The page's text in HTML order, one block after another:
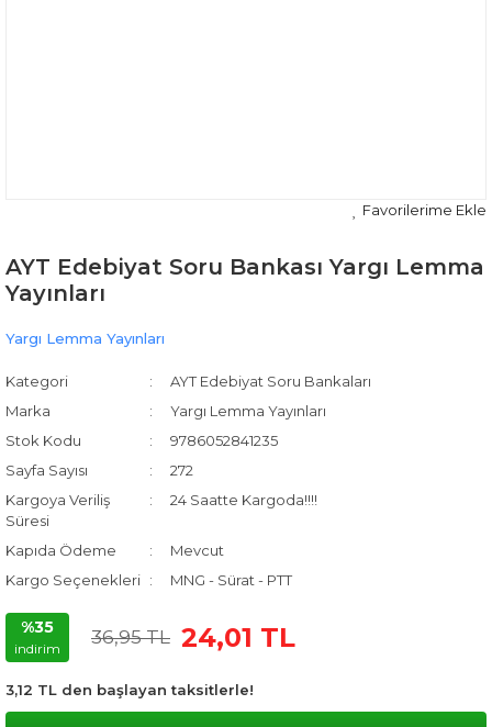
AYT Edebiyat Soru Bankası Yargı Lemma
Yayınları
Yargı Lemma Yayınları
Kategori
AYT Edebiyat Soru Bankaları
Marka
Yargı Lemma Yayınları
Stok Kodu
9786052841235
Sayfa Sayısı
272
Kargoya Veriliş
Süresi
24 Saatte Kargoda!!!!
Kapıda Ödeme
Mevcut
Kargo Seçenekleri
MNG - Sürat - PTT
%35
indirim
36,95 TL 24,01 TL
3,12 TL den başlayan taksitlerle!